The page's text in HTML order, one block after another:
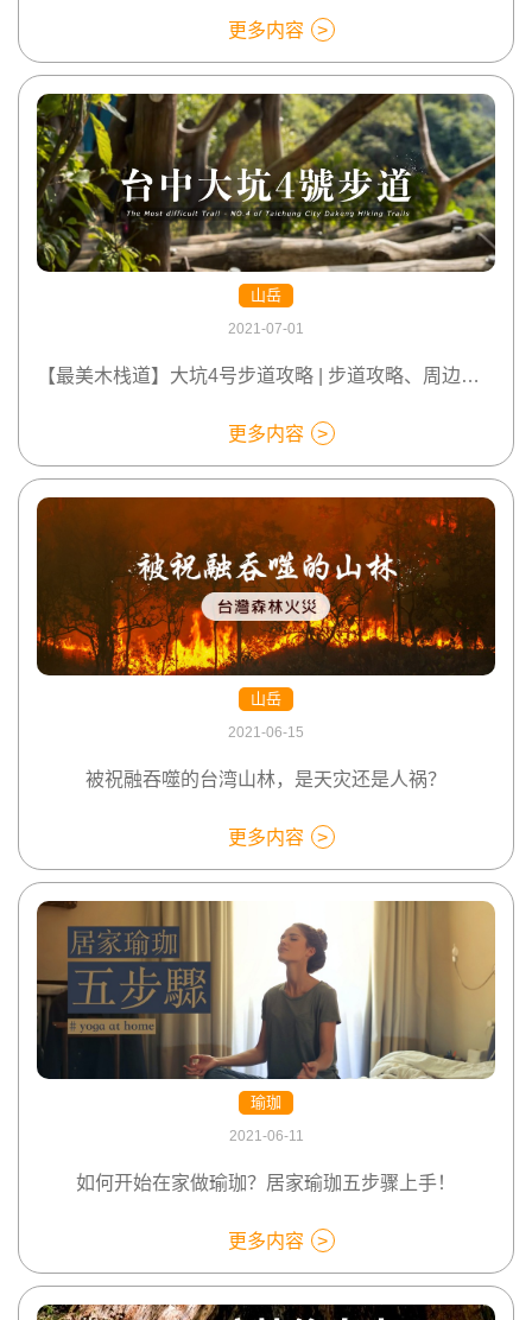
更多内容
山岳
2021-07-01
【最美木栈道】大坑4号步道攻略 | 步道攻略、周边美食、行前必看
更多内容
山岳
2021-06-15
被祝融吞噬的台湾山林，是天灾还是人祸？
更多内容
瑜珈
2021-06-11
如何开始在家做瑜珈？居家瑜珈五步骤上手！
更多内容